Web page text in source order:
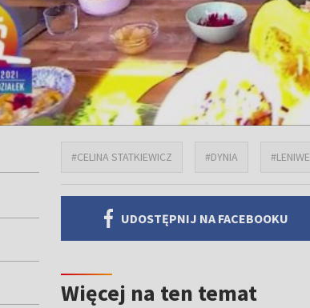
#CELINA STATKIEWICZ #DYNIA #LENIWE
UDOSTĘPNIJ NA FACEBOOKU
Więcej na ten temat